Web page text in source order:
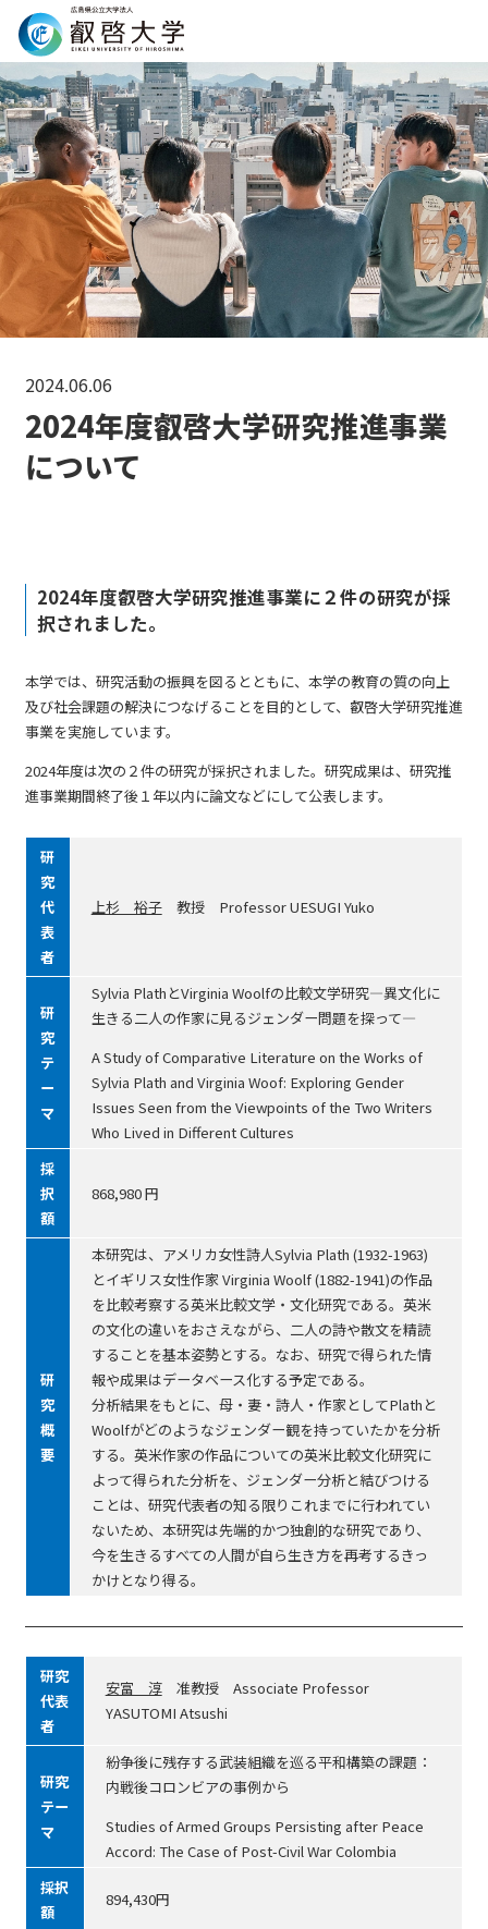
Search
2024.06.06
2024年度叡啓大学研究推進事業
について
2024年度叡啓大学研究推進事業に２件の研究が採
択されました。
本学では、研究活動の振興を図るとともに、本学の教育の質の向上
及び社会課題の解決につなげることを目的として、叡啓大学研究推進
事業を実施しています。
2024年度は次の２件の研究が採択されました。研究成果は、研究推
進事業期間終了後１年以内に論文などにして公表します。
研
究
代
表
者
上杉 裕子教授 Professor UESUGI Yuko
研
究
テ
ー
マ
Sylvia PlathとVirginia Woolfの比較文学研究―異文化に
生きる二人の作家に見るジェンダー問題を探って―
A Study of Comparative Literature on the Works of
Sylvia Plath and Virginia Woof: Exploring Gender
Issues Seen from the Viewpoints of the Two Writers
Who Lived in Different Cultures
採
択
額
868,980 円
研
究
概
要
本研究は、アメリカ女性詩人Sylvia Plath (1932-1963)
とイギリス女性作家 Virginia Woolf (1882-1941)の作品
を比較考察する英米比較文学・文化研究である。英米
の文化の違いをおさえながら、二人の詩や散文を精読
することを基本姿勢とする。なお、研究で得られた情
報や成果はデータベース化する予定である。
分析結果をもとに、母・妻・詩人・作家としてPlathと
Woolfがどのようなジェンダー観を持っていたかを分析
する。英米作家の作品についての英米比較文化研究に
よって得られた分析を、ジェンダー分析と結びつける
ことは、研究代表者の知る限りこれまでに行われてい
ないため、本研究は先端的かつ独創的な研究であり、
今を生きるすべての人間が自ら生き方を再考するきっ
かけとなり得る。
研究
代表
者
安富 淳准教授 Associate Professor
YASUTOMI Atsushi
研究
テー
マ
紛争後に残存する武装組織を巡る平和構築の課題：
内戦後コロンビアの事例から
Studies of Armed Groups Persisting after Peace
Accord: The Case of Post-Civil War Colombia
採択
額
894,430円